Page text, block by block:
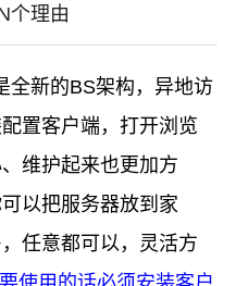
个理由
全新的BS架构，异地访
置客户端，打开浏览
维护起来也更加方
以把服务器放到家
任意都可以，灵活方